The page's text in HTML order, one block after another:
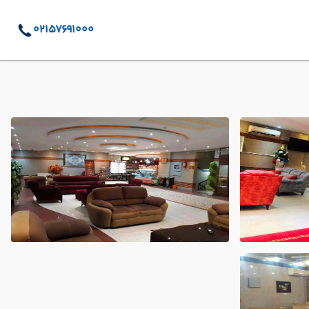
02157691000